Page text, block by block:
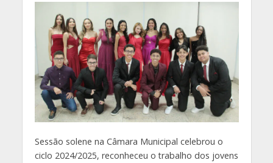
Sessão solene na Câmara Municipal celebrou o
ciclo 2024/2025, reconheceu o trabalho dos jovens